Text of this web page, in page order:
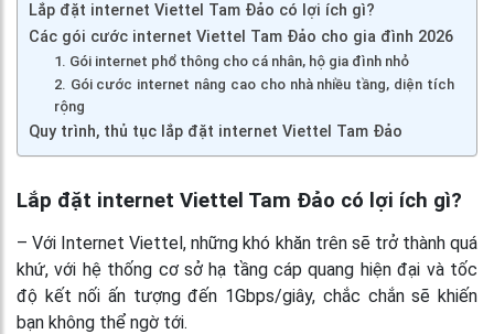
Lắp đặt internet Viettel Tam Đảo có lợi ích gì?
Các gói cước internet Viettel Tam Đảo cho gia đình 2026
1. Gói internet phổ thông cho cá nhân, hộ gia đình nhỏ
2. Gói cước internet nâng cao cho nhà nhiều tầng, diện tích
rộng
Quy trình, thủ tục lắp đặt internet Viettel Tam Đảo
Lắp đặt internet Viettel Tam Đảo có lợi ích gì?
– Với Internet Viettel, những khó khăn trên sẽ trở thành quá
khứ, với hệ thống cơ sở hạ tầng cáp quang hiện đại và tốc
độ kết nối ấn tượng đến 1Gbps/giây, chắc chắn sẽ khiến
bạn không thể ngờ tới.